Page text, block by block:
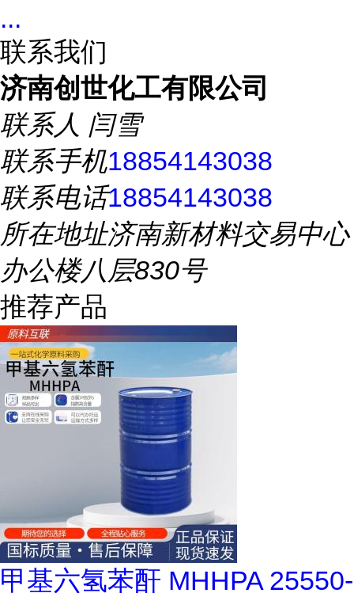
...
联系我们
济南创世化工有限公司
联系人 闫雪
联系手机18854143038
联系电话18854143038
所在地址济南新材料交易中心
办公楼八层830号
推荐产品
甲基六氢苯酐 MHHPA 25550-